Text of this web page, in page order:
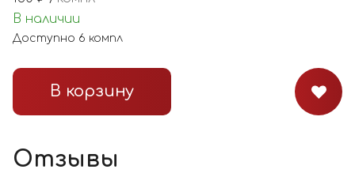
В наличии
Доступно 6 компл
В корзину
Отзывы